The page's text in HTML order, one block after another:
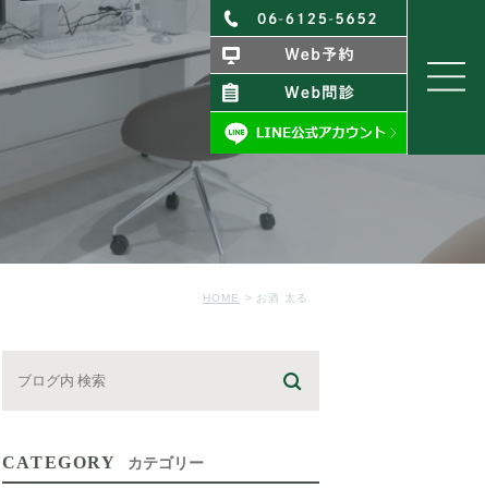
HOME お酒 太る
CATEGORY カテゴリー